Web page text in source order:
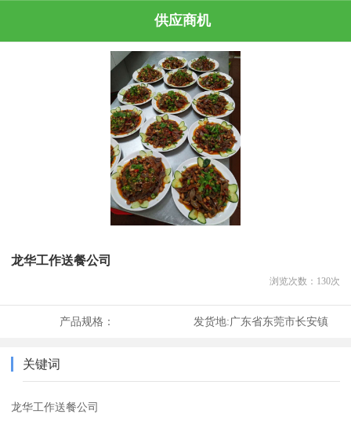
供应商机
龙华工作送餐公司
浏览次数： 130次
产品规格： 发货地:广东省东莞市长安镇
关键词
龙华工作送餐公司